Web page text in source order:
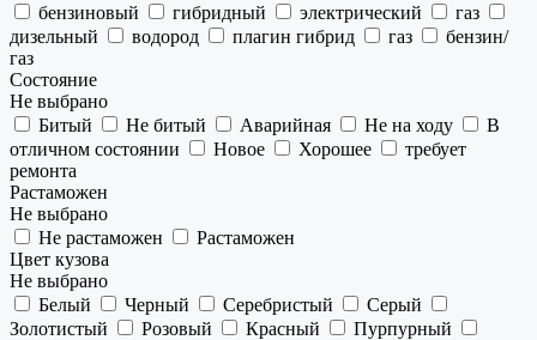
бензиновый
гибридный электрический
газ
дизельный
водород плагин гибрид газ
бензин/
газ
Состояние
Не выбрано
Битый
Не битый Аварийная Не на ходу
В
отличном состоянии
Новое Хорошее
требует
ремонта
Растаможен
Не выбрано
Не растаможен
Растаможен
Цвет кузова
Не выбрано
Белый
Черный Серебристый
Серый
Золотистый
Розовый Красный
Пурпурный